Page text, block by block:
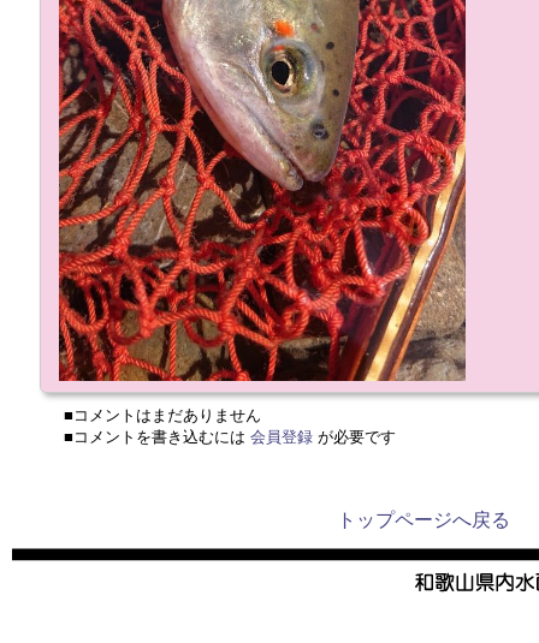
■コメントはまだありません
■コメントを書き込むには 会員登録 が必要です
トップページへ戻る